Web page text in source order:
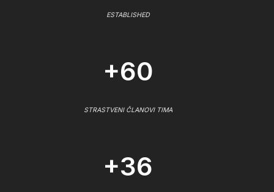
ESTABLISHED
+60
STRASTVENI ČLANOVI TIMA
+36